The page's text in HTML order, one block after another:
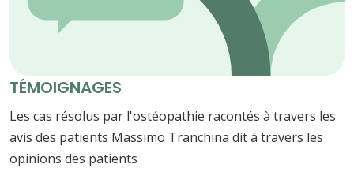
TÉMOIGNAGES
Les cas résolus par l'ostéopathie racontés à travers les
avis des patients Massimo Tranchina dit à travers les
opinions des patients